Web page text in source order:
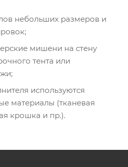
небольших размеров и
мишени на стену
тента или
используются
материалы (тканевая
крошка и пр.).